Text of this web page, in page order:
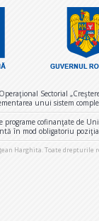
Sectorial
unui sistem
programe cofinanţate de
în mod obligatoriu
Harghita. Toate drepturile